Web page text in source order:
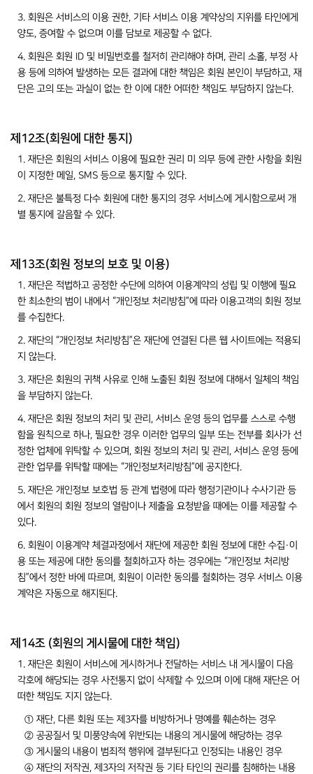
3. 회원은 서비스의 이용 권한, 기타 서비스 이용 계약상의 지위를 타인에게
양도, 증여할 수 없으며 이를 담보로 제공할 수 없다.
4. 회원은 회원 ID 및 비밀번호를 철저히 관리해야 하며, 관리 소홀, 부정 사
용 등에 의하여 발생하는 모든 결과에 대한 책임은 회원 본인이 부담하고, 재
단은 고의 또는 과실이 없는 한 이에 대한 어떠한 책임도 부담하지 않는다.
제12조(회원에 대한 통지)
1. 재단은 회원의 서비스 이용에 필요한 권리 미 의무 등에 관한 사항을 회원
이 지정한 메일, SMS 등으로 통지할 수 있다.
2. 재단은 불특정 다수 회원에 대한 통지의 경우 서비스에 게시함으로써 개
별 통지에 갈음할 수 있다.
제13조(회원 정보의 보호 및 이용)
1. 재단은 적법하고 공정한 수단에 의하여 이용계약의 성립 및 이행에 필요
한 최소한의 범이 내에서 “개인정보 처리방침”에 따라 이용고객의 회원 정보
를 수집한다.
2. 재단의 “개인정보 처리방침”은 재단에 연결된 다른 웹 사이트에는 적용되
지 않는다.
3. 재단은 회원의 귀책 사유로 인해 노출된 회원 정보에 대해서 일체의 책임
을 부담하지 않는다.
4. 재단은 회원 정보의 처리 및 관리, 서비스 운영 등의 업무를 스스로 수행
함을 원칙으로 하나, 필요한 경우 이러한 업무의 일부 또는 전부를 회사가 선
정한 업체에 위탁할 수 있으며, 회원 정보의 처리 및 관리, 서비스 운영 등에
관한 업무를 위탁할 때에는 “개인정보처리방침”에 공지한다.
5. 재단은 개인정보 보호법 등 관계 법령에 따라 행정기관이나 수사기관 등
에서 회원의 회원 정보의 열람이나 제출을 요청받을 때에는 이를 제공할 수
있다.
6. 회원이 이용계약 체결과정에서 재단에 제공한 회원 정보에 대한 수집·이
용 또는 제공에 대한 동의를 철회하고자 하는 경우에는 “개인정보 처리방
침”에서 정한 바에 따르며, 회원이 이러한 동의를 철회하는 경우 서비스 이용
계약은 자동으로 해지된다.
제14조 (회원의 게시물에 대한 책임)
1. 재단은 회원이 서비스에 게시하거나 전달하는 서비스 내 게시물이 다음
각호에 해당되는 경우 사전통지 없이 삭제할 수 있으며 이에 대해 재단은 어
떠한 책임도 지지 않는다.
① 재단, 다른 회원 또는 제3자를 비방하거나 명예를 훼손하는 경우
② 공공질서 및 미풍양속에 위반되는 내용의 게시물에 해당하는 경우
③ 게시물의 내용이 범죄적 행위에 결부된다고 인정되는 내용인 경우
④ 재단의 저작권, 제3자의 저작권 등 기타 타인의 권리를 침해하는 내용